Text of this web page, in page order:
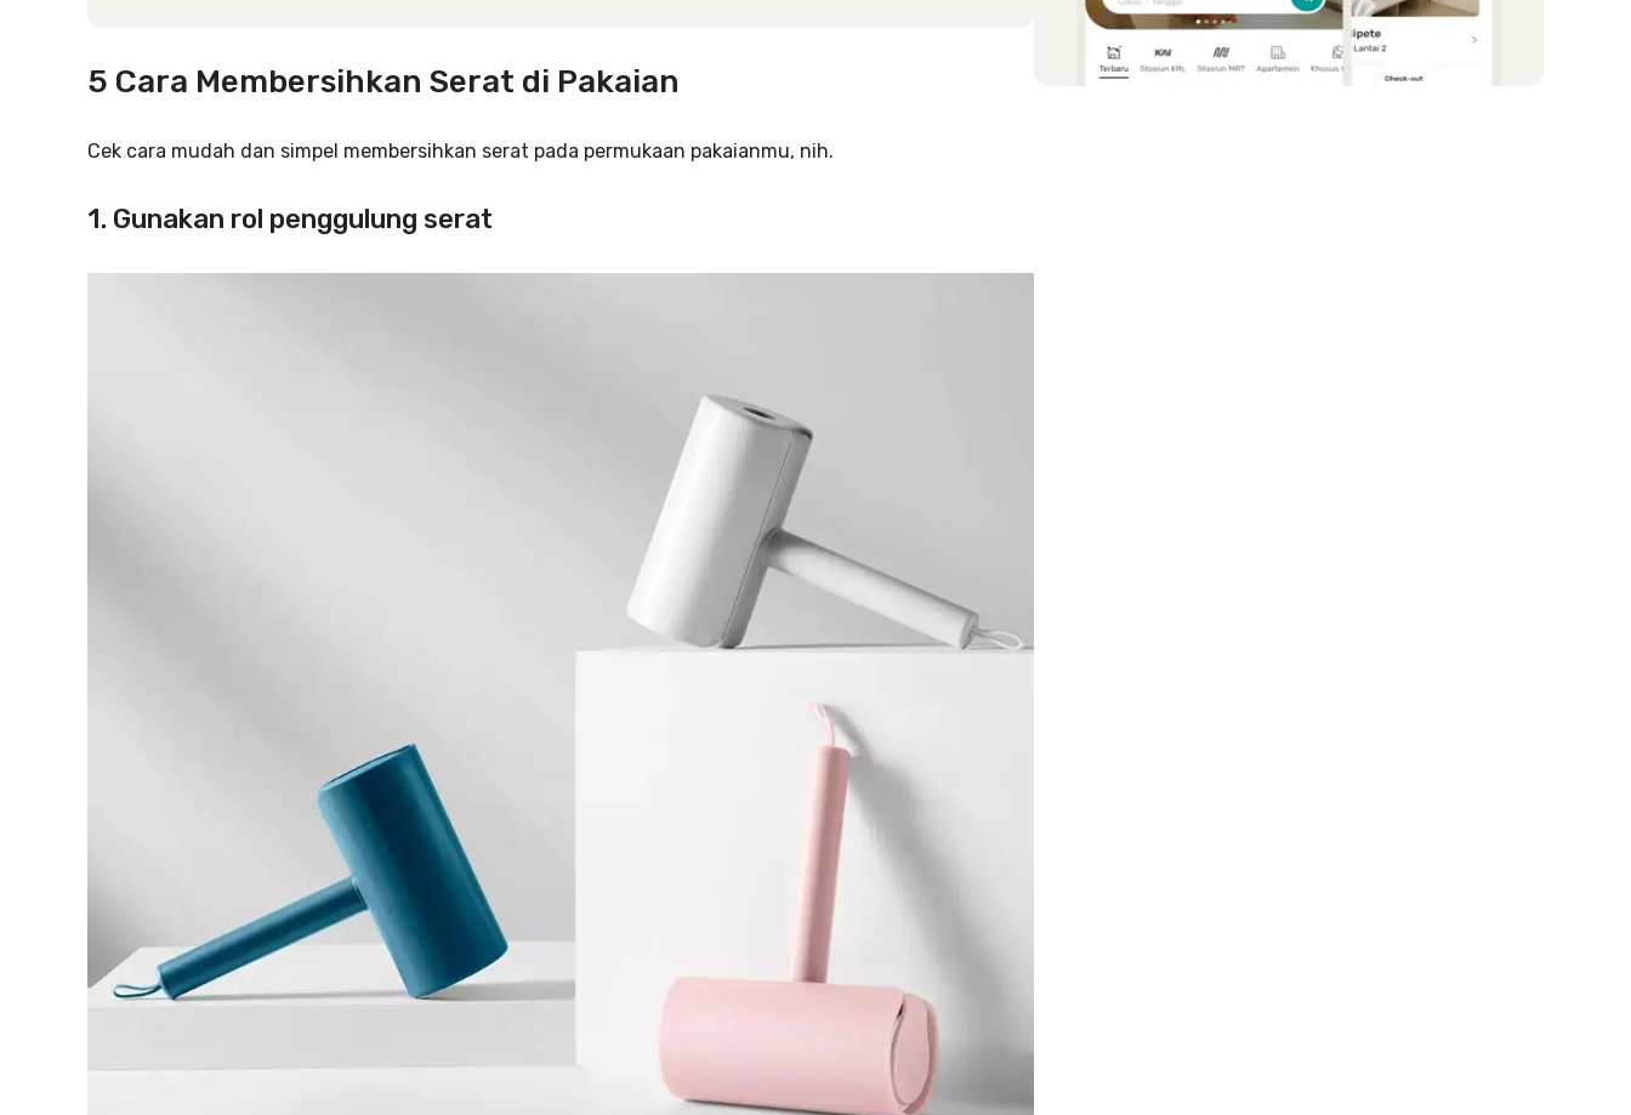
5 Cara Membersihkan Serat di Pakaian
Cek cara mudah dan simpel membersihkan serat pada permukaan pakaianmu, nih.
1. Gunakan rol penggulung serat